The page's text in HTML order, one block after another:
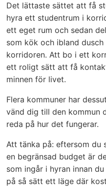
Det lättaste sättet att få
hyra ett studentrum i
ett eget rum och sedan
som kök och ibland
korridoren. Att bo i ett
ett roligt sätt att få
minnen för livet.
Flera kommuner har
vänd dig till den kommun
reda på hur det fungerar.
Att tänka på: eftersom du
en begränsad budget är
som ingår i hyran innan
på så sätt ett läge där